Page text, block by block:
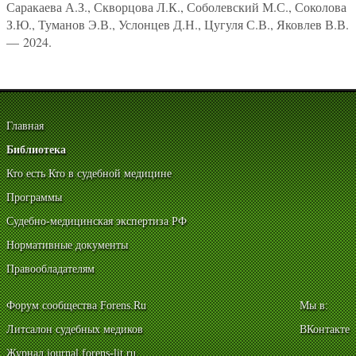
Саракаева А.З., Скворцова Л.К., Соболевский М.С., Соколова
З.Ю., Туманов Э.В., Услонцев Д.Н., Цугуля С.В., Яковлев В.В.
— 2024.
Главная
Библиотека
Кто есть Кто в судебной медицине
Программы
Судебно-медицинская экспертиза РФ
Нормативные документы
Правообладателям
Форум сообщества Forens.Ru
Литсалон судебных медиков
Журнал journal.forens-lit.ru
Мы в:
ВКонтакте